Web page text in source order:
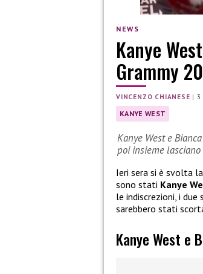
NEWS
Kanye
Grammy
VINCENZO CHIANESE |3
KANYE WEST
Kanye West e
poi insieme lasciano
Ieri sera si è svolta
sono stati Kanye
le indiscrezioni, i
sarebbero stati
Kanye West e